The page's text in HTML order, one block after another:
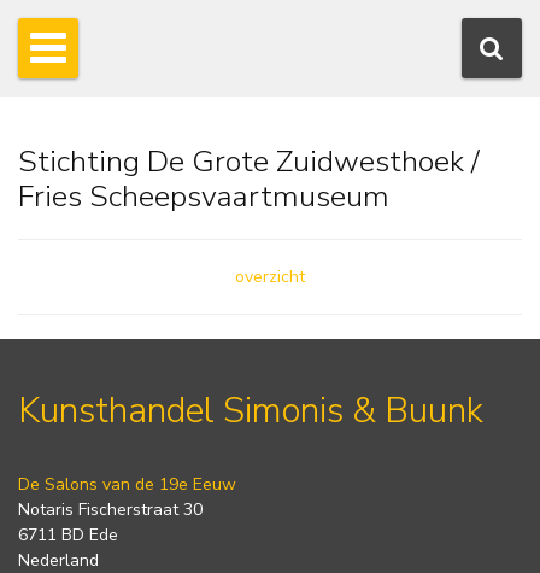
Stichting De Grote Zuidwesthoek /
Fries Scheepsvaartmuseum
overzicht
Kunsthandel Simonis & Buunk
De Salons van de 19e Eeuw
Notaris Fischerstraat 30
6711 BD Ede
Nederland